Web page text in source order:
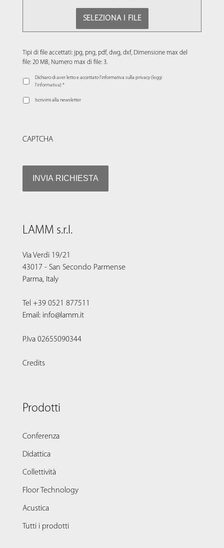
SELEZIONA I FILE
Tipi di file accettati: jpg, png, pdf, dwg, dxf, Dimensione max del
file: 20 MB, Numero max di file: 3.
Dichiaro di aver letto e accettato l’informativa sulla privacy (leggi
l'informativa) *
Iscrivimi alla newsletter
CAPTCHA
LAMM s.r.l.
Via Verdi 19/21
43017 - San Secondo Parmense
Parma, Italy
Tel +39 0521 877511
Email: info@lamm.it
P.Iva 02655090344
Credits
Prodotti
Conferenza
Didattica
Collettività
Floor Technology
Acustica
Tutti i prodotti